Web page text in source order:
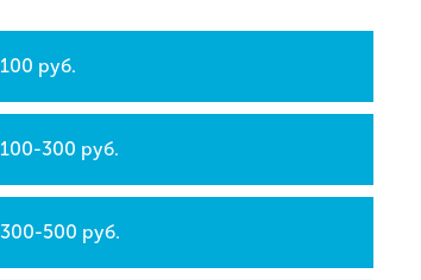
100 руб.
100-300 руб.
300-500 руб.